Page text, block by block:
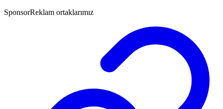
SponsorReklam ortaklarımız